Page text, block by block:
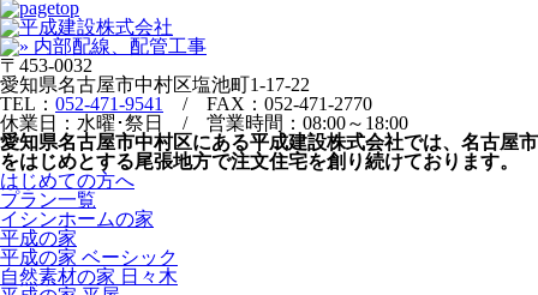
〒453-0032
愛知県名古屋市中村区塩池町1-17-22
TEL： 052-471-9541
/ FAX：052-471-2770
休業日：水曜･祭日 / 営業時間：08:00～18:00
愛知県名古屋市中村区にある平成建設株式会社では、名古屋市
をはじめとする尾張地方で注文住宅を創り続けております。
はじめての方へ
プラン一覧
イシンホームの家
平成の家
平成の家 ベーシック
自然素材の家 日々木